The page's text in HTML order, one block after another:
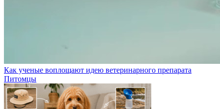
Как ученые воплощают идею ветеринарного препарата
Питомцы